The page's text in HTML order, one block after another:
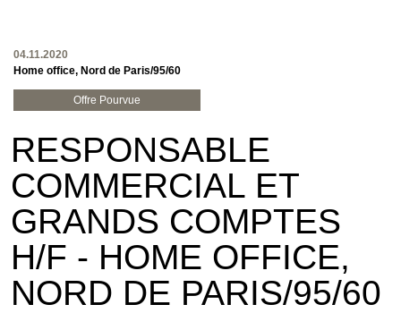
04.11.2020
Home office, Nord de Paris/95/60
Offre Pourvue
RESPONSABLE
COMMERCIAL ET
GRANDS COMPTES
H/F - HOME OFFICE,
NORD DE PARIS/95/60